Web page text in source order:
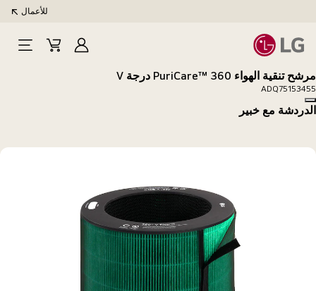
للأعمال
تسجيلCart
Open
مرشح تنقية الهواء PuriCare™ 360 درجة V
ADQ75153455
Copy model name
الدردشة مع خبير